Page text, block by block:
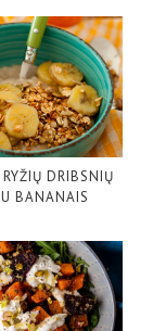
DRIBSNIŲ
BANANAIS